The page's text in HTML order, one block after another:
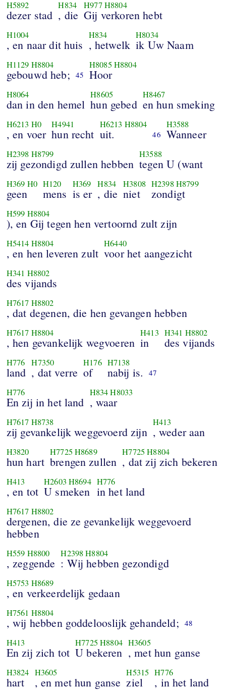
H5892
dezer stad
H834
, die
H977H8804
Gij verkoren hebt
H1004
, en naar dit huis
H834
, hetwelk
H8034
ik Uw Naam
H1129 H8804
gebouwd heb; 45
H8085H8804
Hoor
H8064
dan in den hemel
H8605
hun gebed
H8467
en hun smeking
H6213 H0
, en voer
H4941
hun recht
H6213 H8804
uit. 46
H3588
Wanneer
H2398 H8799
zij gezondigd zullen hebben
H3588
tegen U (want
H369 H0
geen
H120
mens
H369
is er
H834
, die
H3808
niet
H2398H8799
zondigt
H599 H8804
), en Gij tegen hen vertoornd zult zijn
H5414 H8804
, en hen leveren zult
H6440
voor het aangezicht
H341 H8802
des vijands
H7617 H8802
, dat degenen, die hen gevangen hebben
H7617 H8804
, hen gevankelijk wegvoeren
H413
in
H341 H8802
des vijands
H776
land
H7350
, dat verre
H176
of
H7138
nabij is. 47
H776
En zij in het land
H834 H8033
, waar
H7617 H8738
zij gevankelijk weggevoerd zijn
H413
, weder aan
H3820
hun hart
H7725H8689
brengen zullen
H7725H8804
, dat zij zich bekeren
H413
, en tot
H2603 H8694
U smeken
H776
in het land
H7617 H8802
dergenen, die ze gevankelijk weggevoerd
hebben
H559 H8800
, zeggende
H2398H8804
: Wij hebben gezondigd
H5753 H8689
, en verkeerdelijk gedaan
H7561 H8804
, wij hebben goddelooslijk gehandeld; 48
H413
En zij zich tot
H7725H8804
U bekeren
H3605
, met hun ganse
H3824
hart
H3605
, en met hun ganse
H5315
ziel
H776
, in het land